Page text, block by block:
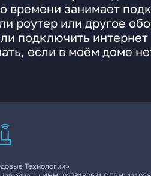
времени занимает
роутер или другое
подключить интернет
если в моём доме
Технологии»